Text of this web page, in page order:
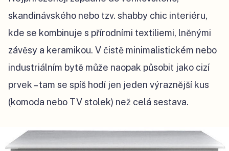
skandinávského nebo tzv. shabby chic interiéru,
kde se kombinuje s přírodními textiliemi, lněnými
závěsy a keramikou. V čistě minimalistickém nebo
industriálním bytě může naopak působit jako cizí
prvek – tam se spíš hodí jen jeden výraznější kus
(komoda nebo TV stolek) než celá sestava.